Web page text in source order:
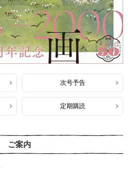
次号予告
定期購読
ご案内